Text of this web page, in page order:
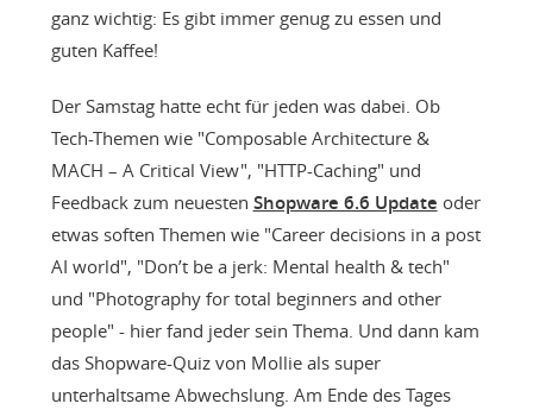
ganz wichtig: Es gibt immer genug zu essen und
guten Kaffee!
Der Samstag hatte echt für jeden was dabei. Ob
Tech-Themen wie "Composable Architecture &
MACH – A Critical View", "HTTP-Caching" und
Feedback zum neuesten Shopware 6.6 Update oder
etwas soften Themen wie "Career decisions in a post
AI world", "Don’t be a jerk: Mental health & tech"
und "Photography for total beginners and other
people" - hier fand jeder sein Thema. Und dann kam
das Shopware-Quiz von Mollie als super
unterhaltsame Abwechslung. Am Ende des Tages